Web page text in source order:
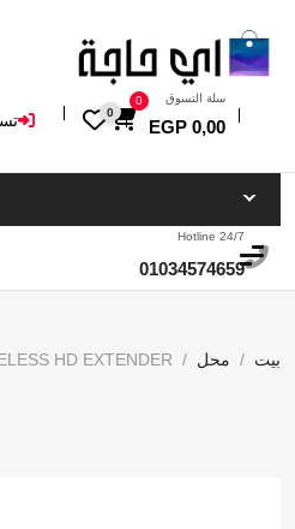
سلة التسوق
0,00
EGP
0
0
Hotline 24/7
01034574659
بيت محل HD EXTENDER